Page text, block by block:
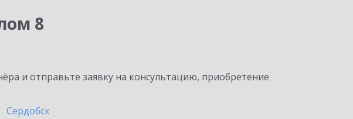
8
и отправьте заявку на консультацию, приобретение
Сердобск